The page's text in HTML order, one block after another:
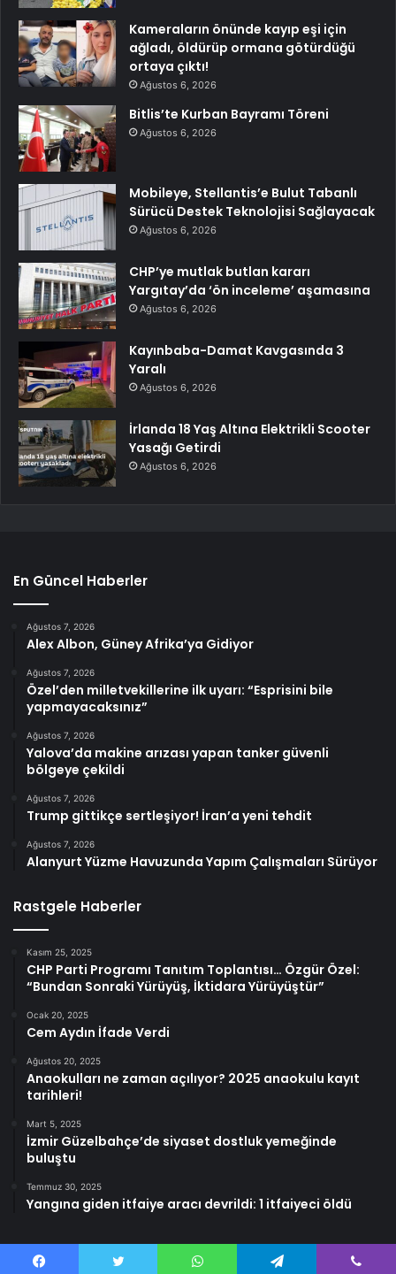
Kameraların önünde kayıp eşi için
ağladı, öldürüp ormana götürdüğü
ortaya çıktı!
Ağustos 6, 2026
Bitlis’te Kurban Bayramı Töreni
Ağustos 6, 2026
Mobileye, Stellantis’e Bulut Tabanlı
Sürücü Destek Teknolojisi Sağlayacak
Ağustos 6, 2026
CHP’ye mutlak butlan kararı
Yargıtay’da ‘ön inceleme’ aşamasına
Ağustos 6, 2026
Kayınbaba-Damat Kavgasında 3
Yaralı
Ağustos 6, 2026
İrlanda 18 Yaş Altına Elektrikli Scooter
Yasağı Getirdi
Ağustos 6, 2026
En Güncel Haberler
Ağustos 7, 2026
Alex Albon, Güney Afrika’ya Gidiyor
Ağustos 7, 2026
Özel’den milletvekillerine ilk uyarı: “Esprisini bile
yapmayacaksınız”
Ağustos 7, 2026
Yalova’da makine arızası yapan tanker güvenli
bölgeye çekildi
Ağustos 7, 2026
Trump gittikçe sertleşiyor! İran’a yeni tehdit
Ağustos 7, 2026
Alanyurt Yüzme Havuzunda Yapım Çalışmaları Sürüyor
Rastgele Haberler
Kasım 25, 2025
CHP Parti Programı Tanıtım Toplantısı… Özgür Özel:
“Bundan Sonraki Yürüyüş, İktidara Yürüyüştür”
Ocak 20, 2025
Cem Aydın İfade Verdi
Ağustos 20, 2025
Anaokulları ne zaman açılıyor? 2025 anaokulu kayıt
tarihleri!
Mart 5, 2025
İzmir Güzelbahçe’de siyaset dostluk yemeğinde
buluştu
Temmuz 30, 2025
Yangına giden itfaiye aracı devrildi: 1 itfaiyeci öldü